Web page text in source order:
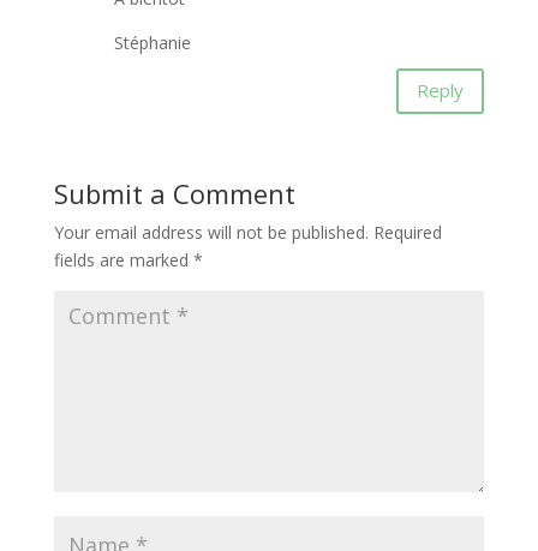
Stéphanie
Reply
Submit a Comment
Your email address will not be published. Required
fields are marked *